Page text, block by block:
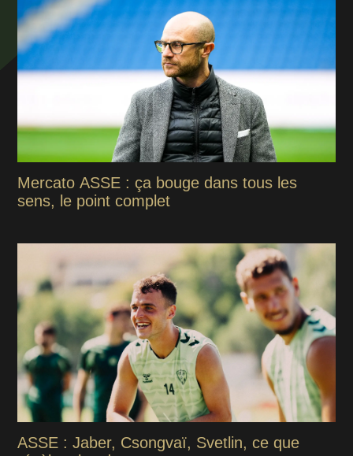
Mercato ASSE : ça bouge dans tous les
sens, le point complet
ASSE : Jaber, Csongvaï, Svetlin, ce que